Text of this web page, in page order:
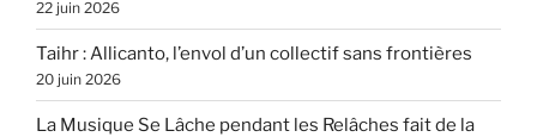
22 juin 2026
Taihr : Allicanto, l’envol d’un collectif sans frontières
20 juin 2026
La Musique Se Lâche pendant les Relâches fait de la